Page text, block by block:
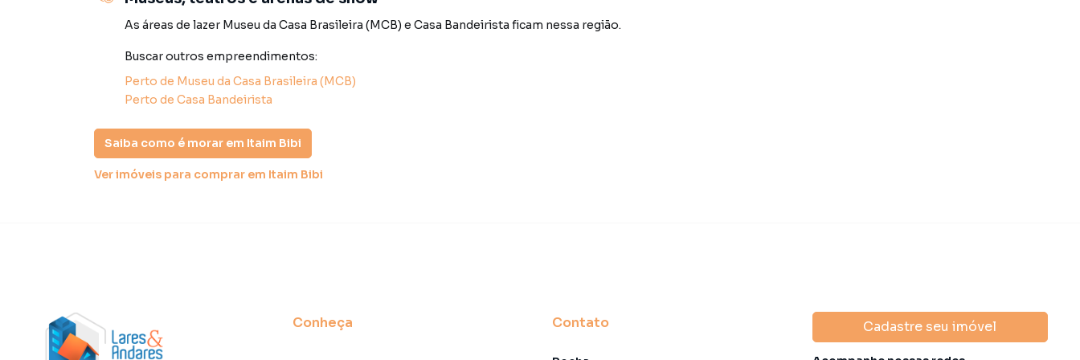
um time de programadores, corretores treinados e uma central de atendimento preparada para
As áreas de lazer Museu da Casa Brasileira (MCB) e Casa Bandeirista ficam nessa região.
Buscar outros empreendimentos:
Perto de Museu da Casa Brasileira (MCB)
Perto de Casa Bandeirista
Saiba como é morar em Itaim Bibi
Ver imóveis para comprar em Itaim Bibi
Conheça Contato Cadastre seu imóvel